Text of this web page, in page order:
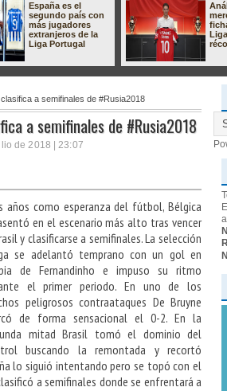
España es el
segundo país con
más jugadores
extranjeros de la
Liga Portugal
a semifinales de #Rusia2018
a semifinales de #Rusia2018
de 2018 | 23:07
años como esperanza del fútbol, Bélgica
en el escenario más alto tras vencer
y clasificarse a semifinales. La selección
se adelantó temprano con un gol en
de Fernandinho e impuso su ritmo
el primer periodo. En uno de los
peligrosos contraataques De Bruyne
de forma sensacional el 0-2. En la
mitad Brasil tomó el dominio del
buscando la remontada y recortó
lo siguió intentando pero se topó con el
a semifinales donde se enfrentará a